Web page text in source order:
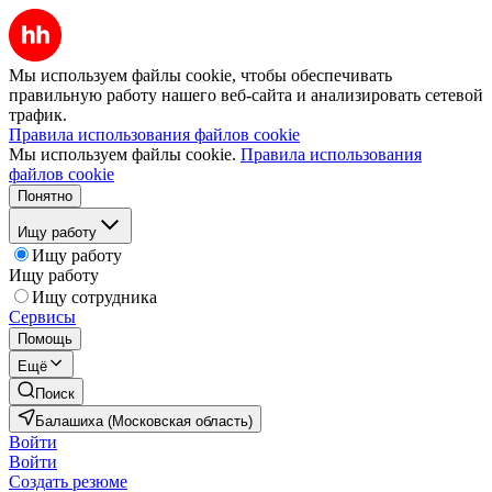
Мы используем файлы cookie, чтобы обеспечивать
правильную работу нашего веб-сайта и анализировать сетевой
трафик.
Правила использования файлов cookie
Мы используем файлы cookie. Правила использования
файлов cookie
Понятно
Ищу работу
Ищу работу
Ищу работу
Ищу сотрудника
Сервисы
Помощь
Ещё
Поиск
Балашиха (Московская область)
Войти
Войти
Создать резюме